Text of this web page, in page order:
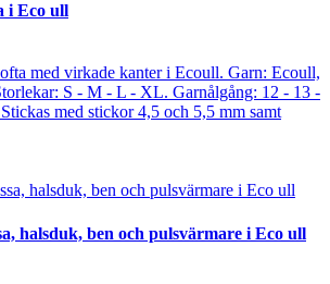
i Eco ull
med virkade kanter i Ecoull. Garn: Ecoull,
S - M - L - XL. Garnålgång: 12 - 13 -
med stickor 4,5 och 5,5 mm samt
halsduk, ben och pulsvärmare i Eco ull